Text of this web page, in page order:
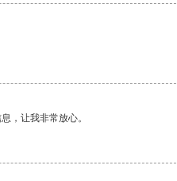
，让我非常放心。